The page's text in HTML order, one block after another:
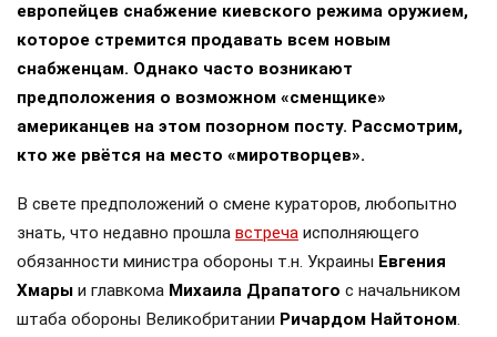
европейцев снабжение киевского режима оружием,
которое стремится продавать всем новым
снабженцам. Однако часто возникают
предположения о возможном «сменщике»
американцев на этом позорном посту. Рассмотрим,
кто же рвётся на место «миротворцев».
В свете предположений о смене кураторов, любопытно
знать, что недавно прошла встреча исполняющего
обязанности министра обороны т.н. Украины Евгения
Хмары и главкома Михаила Драпатого с начальником
штаба обороны Великобритании Ричардом Найтоном.